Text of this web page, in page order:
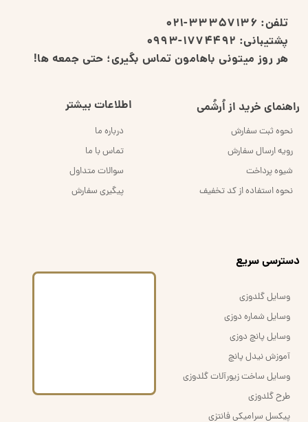
تلفن: 33357136-021
پشتیبانی: 1774492-0993
هر روز میتونی باهامون تماس بگیری؛ حتی جمعه ها!
راهنمای خرید از اُرشُمی
نحوه ثبت سفارش
رویه ارسال سفارش
شیوه پرداخت
نحوه استفاده از کد تخفیف
اطلاعات بیشتر
درباره ما
تماس با ما
سوالات متداول
پیگیری سفارش
​دسترسی سریع
وسایل گلدوزی
وسایل شماره دوزی
وسایل پانچ دوزی
آموزش نیدل پانچ
وسایل ساخت زیورآلات گلدوزی
طرح گلدوزی
پیکسل سرامیکی فانتزی